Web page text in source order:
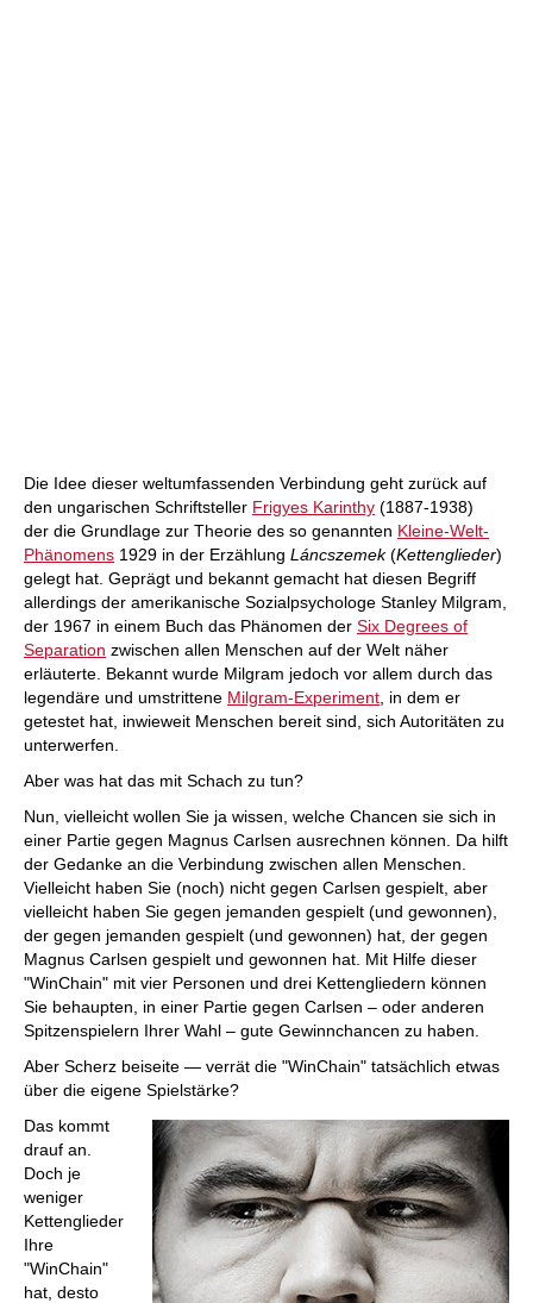
Die Idee dieser weltumfassenden Verbindung geht zurück auf
den ungarischen Schriftsteller Frigyes Karinthy (1887-1938)
der die Grundlage zur Theorie des so genannten Kleine-Welt-
Phänomens 1929 in der Erzählung Láncszemek(Kettenglieder)
gelegt hat. Geprägt und bekannt gemacht hat diesen Begriff
allerdings der amerikanische Sozialpsychologe Stanley Milgram,
der 1967 in einem Buch das Phänomen der Six Degrees of
Separation zwischen allen Menschen auf der Welt näher
erläuterte. Bekannt wurde Milgram jedoch vor allem durch das
legendäre und umstrittene Milgram-Experiment , in dem er
getestet hat, inwieweit Menschen bereit sind, sich Autoritäten zu
unterwerfen.
Aber was hat das mit Schach zu tun?
Nun, vielleicht wollen Sie ja wissen, welche Chancen sie sich in
einer Partie gegen Magnus Carlsen ausrechnen können. Da hilft
der Gedanke an die Verbindung zwischen allen Menschen.
Vielleicht haben Sie (noch) nicht gegen Carlsen gespielt, aber
vielleicht haben Sie gegen jemanden gespielt (und gewonnen),
der gegen jemanden gespielt (und gewonnen) hat, der gegen
Magnus Carlsen gespielt und gewonnen hat. Mit Hilfe dieser
"WinChain" mit vier Personen und drei Kettengliedern können
Sie behaupten, in einer Partie gegen Carlsen – oder anderen
Spitzenspielern Ihrer Wahl – gute Gewinnchancen zu haben.
Aber Scherz beiseite — verrät die "WinChain" tatsächlich etwas
über die eigene Spielstärke?
Das kommt
drauf an.
Doch je
weniger
Kettenglieder
Ihre
"WinChain"
hat, desto